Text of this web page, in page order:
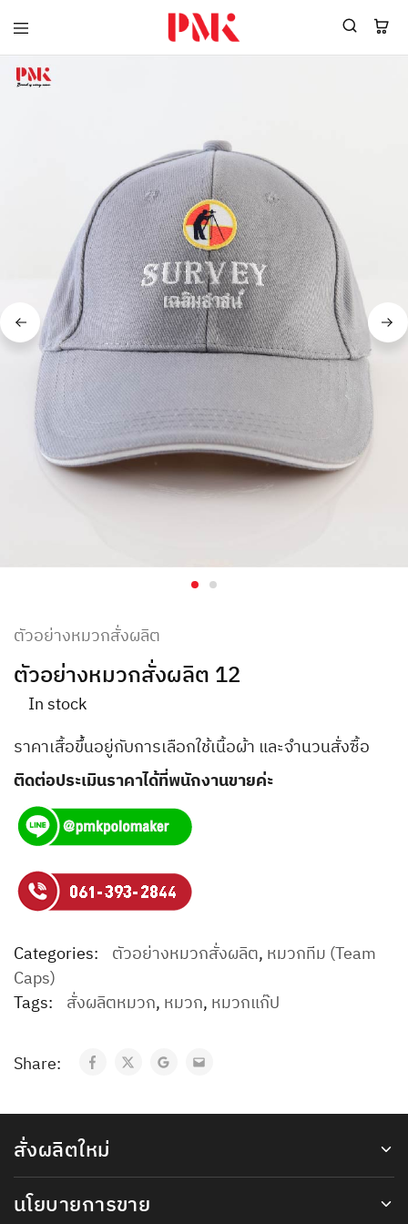
PMK
เสื้อ
โปโล
ยูนิฟอร์ม
พร้อม
โลโก้
ผู้
มาตรฐาน
ISO9001
และ
อุตสาหกรรม
สี
เขียว
ระดับ
ที่2
ตัวอย่างหมวกสั่งผลิต
ตัวอย่างหมวกสั่งผลิต 12
In stock
ราคาเสื้อขึ้นอยู่กับการเลือกใช้เนื้อผ้า และจำนวนสั่งซื้อ
ติดต่อประเมินราคาได้ที่พนักงานขายค่ะ
Categories: ตัวอย่างหมวกสั่งผลิต, หมวกทีม (Team
Caps)
Tags: สั่งผลิตหมวก, หมวก, หมวกแก๊ป
Share:
สั่งผลิตใหม่
นโยบายการขาย